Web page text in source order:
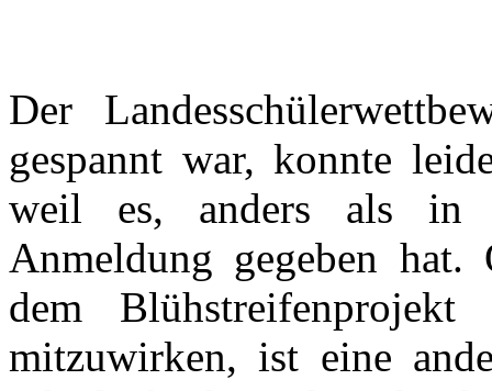
Der
gespannt war, konnte
weil es, anders als in
Anmeldung gegeben
dem
mitzuwirken, ist eine